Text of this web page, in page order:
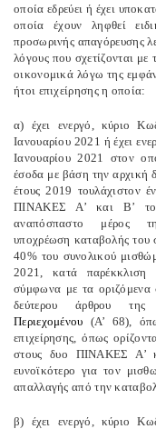
οποία εδρεύει ή έχει
οποία έχουν ληφθεί
προσωρινής απαγόρευσης
λόγους που σχετίζονται
οικονομικά λόγω της
ήτοι επιχείρησης η οποία:
α) έχει ενεργό, κύριο
Ιανουαρίου 2021 ή έχει
Ιανουαρίου 2021 στον
έσοδα με βάση την αρχική
έτους 2019 τουλάχιστον
ΠΙΝΑΚΕΣ Α’ και Β’
αναπόσπαστο μέρος
υποχρέωση καταβολής
40% του συνολικού
2021, κατά παρέκκλιση
σύμφωνα με τα οριζόμενα
δεύτερου άρθρου
Περιεχομένου (Α’ 68),
επιχείρησης, όπως
στους δυο ΠΙΝΑΚΕΣ Α’
ευνοϊκότερο για τον
απαλλαγής από την
β) έχει ενεργό, κύριο